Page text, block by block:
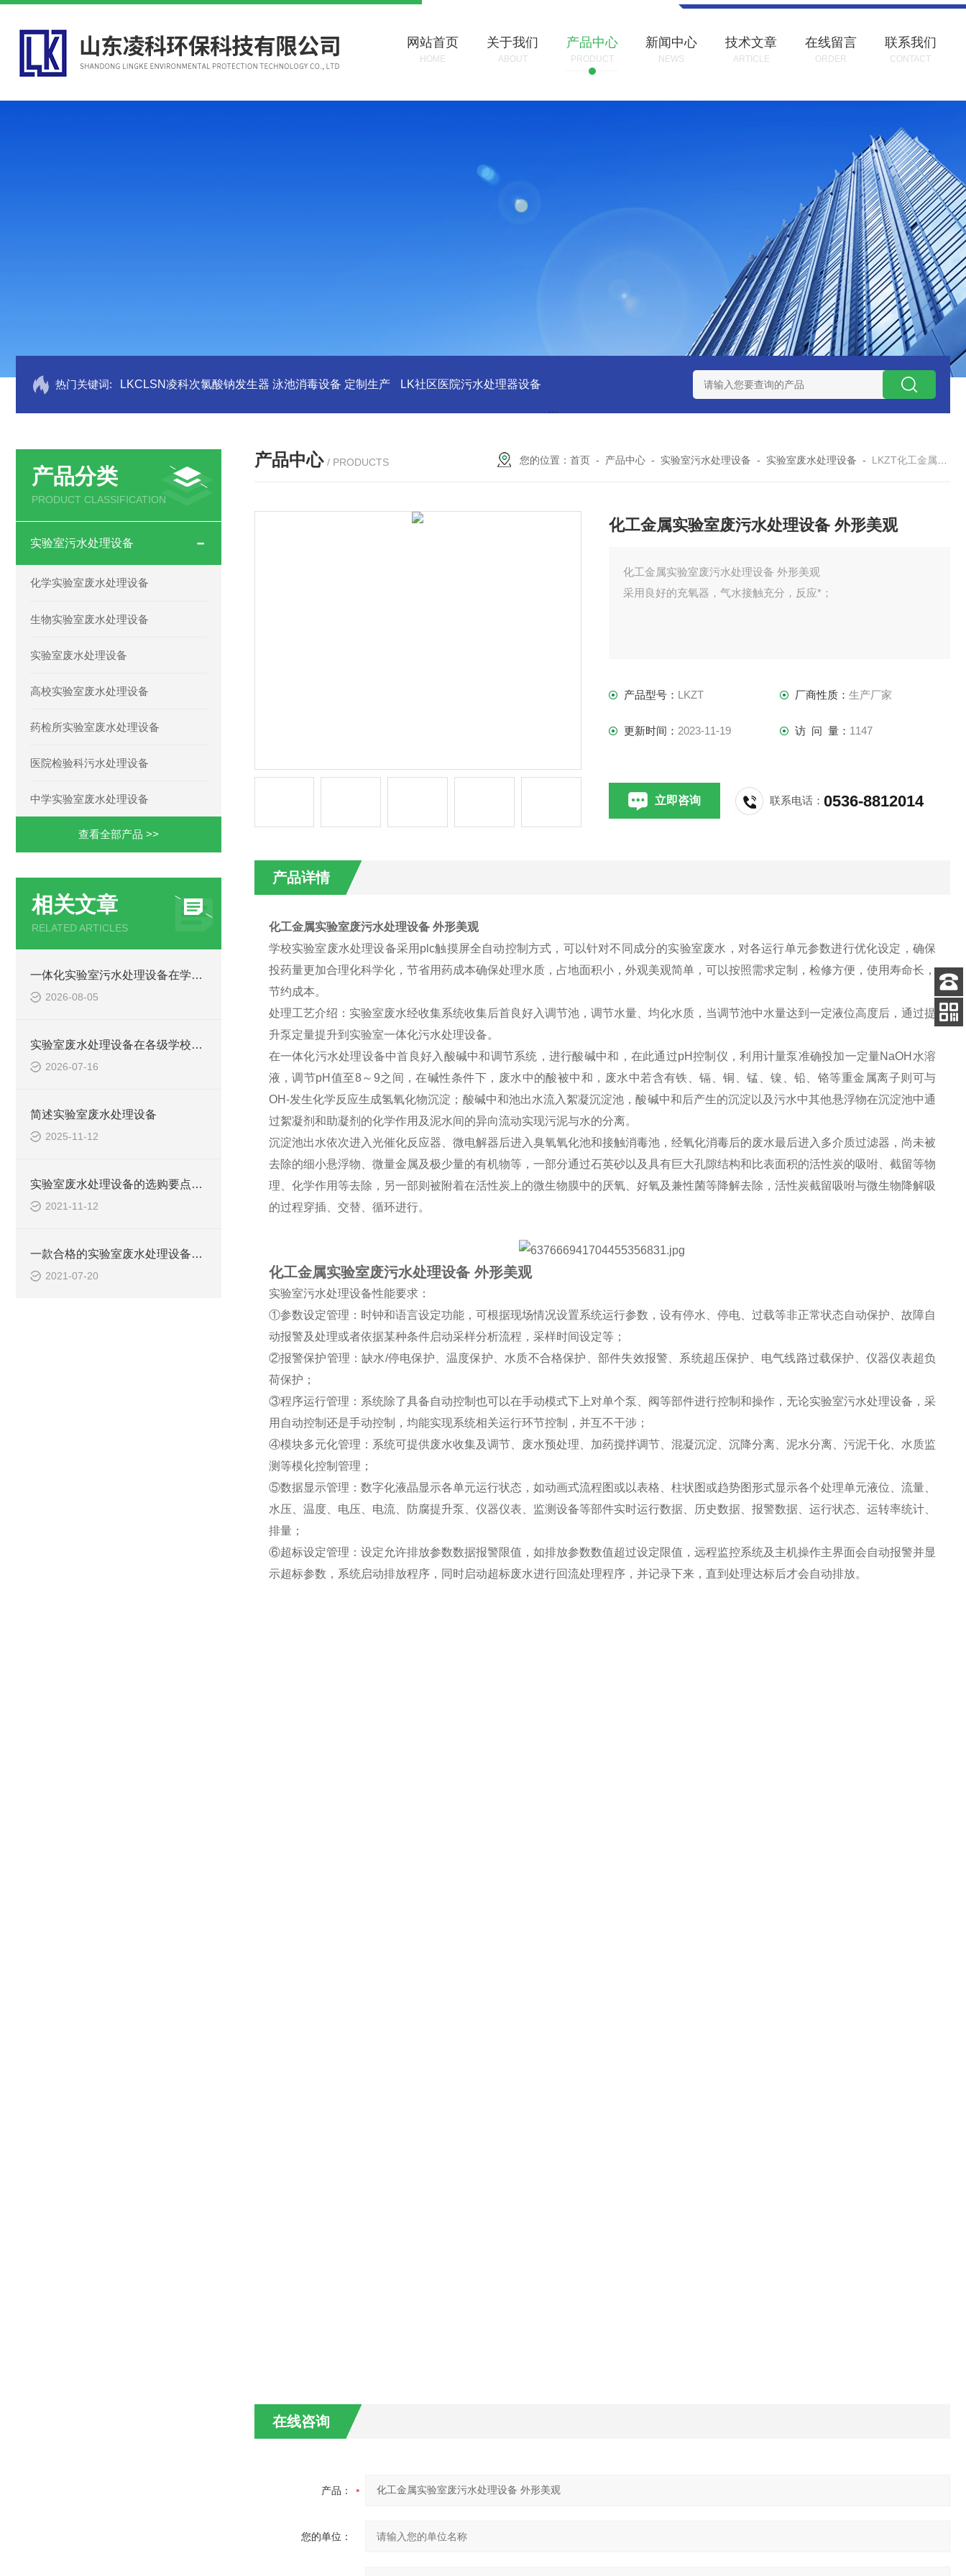
网站首页
HOME
关于我们
ABOUT
产品中心
PRODUCT
新闻中心
NEWS
技术文章
ARTICLE
在线留言
ORDER
联系我们
CONTACT
热门关键词: LKCLSN凌科次氯酸钠发生器 泳池消毒设备 定制生产 LK社区医院污水处理器设备 LK康复医院废水处理器设备 LK康复医院污水处理
产品分类
PRODUCT CLASSIFICATION
实验室污水处理设备
化学实验室废水处理设备
生物实验室废水处理设备
实验室废水处理设备
高校实验室废水处理设备
药检所实验室废水处理设备
医院检验科污水处理设备
中学实验室废水处理设备
查看全部产品 >>
相关文章
RELATED ARTICLES
一体化实验室污水处理设备在学校化学实验室的应用
2026-08-05
实验室废水处理设备在各级学校的应用
2026-07-16
简述实验室废水处理设备
2025-11-12
实验室废水处理设备的选购要点，你知道多少？
2021-11-12
一款合格的实验室废水处理设备有哪些性能要求和组成结构？
2021-07-20
产品中心 / PRODUCTS 您的位置：首页 - 产品中心 - 实验室污水处理设备 - 实验室废水处理设备 - LKZT化工金属实验室废污水处理设备 外形美观
化工金属实验室废污水处理设备 外形美观
化工金属实验室废污水处理设备 外形美观
采用良好的充氧器，气水接触充分，反应*；
产品型号： LKZT 厂商性质： 生产厂家
更新时间： 2023-11-19 访 问 量： 1147
立即咨询 联系电话：0536-8812014
产品详情
化工金属实验室废污水处理设备 外形美观
学校实验室废水处理设备采用plc触摸屏全自动控制方式，可以针对不同成分的实验室废水，对各运行单元参数进行优化设定，确保
投药量更加合理化科学化，节省用药成本确保处理水质，占地面积小，外观美观简单，可以按照需求定制，检修方便，使用寿命长，
节约成本。
处理工艺介绍：实验室废水经收集系统收集后首良好入调节池，调节水量、均化水质，当调节池中水量达到一定液位高度后，通过提
升泵定量提升到实验室一体化污水处理设备。
在一体化污水处理设备中首良好入酸碱中和调节系统，进行酸碱中和，在此通过pH控制仪，利用计量泵准确投加一定量NaOH水溶
液，调节pH值至8～9之间，在碱性条件下，废水中的酸被中和，废水中若含有铁、镉、铜、锰、镍、铅、铬等重金属离子则可与
OH-发生化学反应生成氢氧化物沉淀；酸碱中和池出水流入絮凝沉淀池，酸碱中和后产生的沉淀以及污水中其他悬浮物在沉淀池中通
过絮凝剂和助凝剂的化学作用及泥水间的异向流动实现污泥与水的分离。
沉淀池出水依次进入光催化反应器、微电解器后进入臭氧氧化池和接触消毒池，经氧化消毒后的废水最后进入多介质过滤器，尚未被
去除的细小悬浮物、微量金属及极少量的有机物等，一部分通过石英砂以及具有巨大孔隙结构和比表面积的活性炭的吸咐、截留等物
理、化学作用等去除，另一部则被附着在活性炭上的微生物膜中的厌氧、好氧及兼性菌等降解去除，活性炭截留吸咐与微生物降解吸
的过程穿插、交替、循环进行。
化工金属实验室废污水处理设备 外形美观
实验室污水处理设备性能要求：
①参数设定管理：时钟和语言设定功能，可根据现场情况设置系统运行参数，设有停水、停电、过载等非正常状态自动保护、故障自
动报警及处理或者依据某种条件启动采样分析流程，采样时间设定等；
②报警保护管理：缺水/停电保护、温度保护、水质不合格保护、部件失效报警、系统超压保护、电气线路过载保护、仪器仪表超负
荷保护；
③程序运行管理：系统除了具备自动控制也可以在手动模式下上对单个泵、阀等部件进行控制和操作，无论实验室污水处理设备，采
用自动控制还是手动控制，均能实现系统相关运行环节控制，并互不干涉；
④模块多元化管理：系统可提供废水收集及调节、废水预处理、加药搅拌调节、混凝沉淀、沉降分离、泥水分离、污泥干化、水质监
测等模化控制管理；
⑤数据显示管理：数字化液晶显示各单元运行状态，如动画式流程图或以表格、柱状图或趋势图形式显示各个处理单元液位、流量、
水压、温度、电压、电流、防腐提升泵、仪器仪表、监测设备等部件实时运行数据、历史数据、报警数据、运行状态、运转率统计、
排量；
⑥超标设定管理：设定允许排放参数数据报警限值，如排放参数数值超过设定限值，远程监控系统及主机操作主界面会自动报警并显
示超标参数，系统启动排放程序，同时启动超标废水进行回流处理程序，并记录下来，直到处理达标后才会自动排放。
在线咨询
产品：
您的单位：
客服
电话